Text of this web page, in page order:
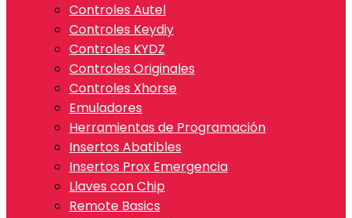
Controles Autel
Controles Keydiy
Controles KYDZ
Controles Originales
Controles Xhorse
Emuladores
Herramientas de Programación
Insertos Abatibles
Insertos Prox Emergencia
Llaves con Chip
Remote Basics